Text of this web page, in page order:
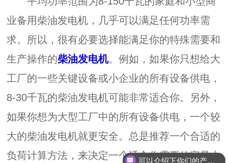
业备用柴油发电机，几乎可以满足任何功率需
求。所以，很有必要选择能满足你的特殊需要和
生产操作的柴油发电机。例如，如果你只想给大
工厂的一些关键设备或小企业的所有设备供电，
8-30千瓦的柴油发电机可能非常适合你。另外，
如果你想为大型工厂中的所有设备供电，一个较
大的柴油发电机就更安全。总是推荐一个合适的
负荷计算方法，来决定一个适合你需要的容量大
可以介绍下你们的产品么？